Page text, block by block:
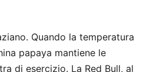
Quando la temperatura
papaya mantiene le
di esercizio. La Red Bull, al